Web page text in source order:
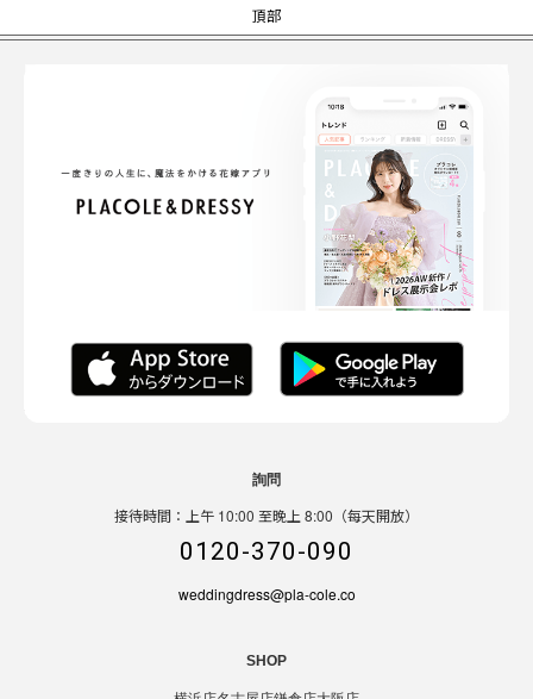
頂部
詢問
接待時間：上午 10:00 至晚上 8:00（每天開放）
0120-370-090
weddingdress@pla-cole.co
SHOP